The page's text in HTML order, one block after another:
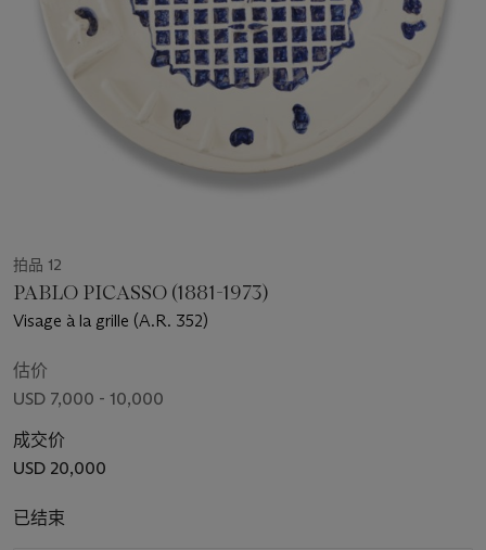
拍品 12
PABLO PICASSO (1881-1973)
Visage à la grille (A.R. 352)
估价
USD 7,000 - 10,000
成交价
USD 20,000
已结束